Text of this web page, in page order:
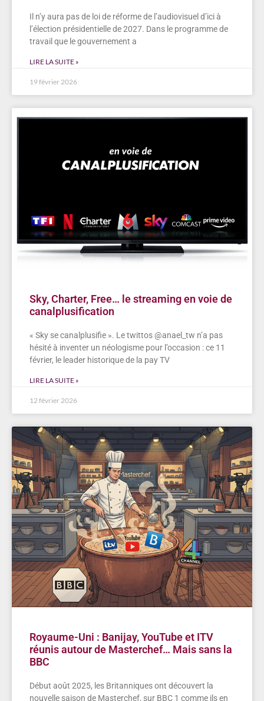
Il n’y aura pas de loi de réforme de l’audiovisuel d’ici à
l’élection présidentielle de 2027. Dans le programme de
travail que le gouvernement a
LIRE LA SUITE »
19 février 2026
Sky, Charter, Free… le streaming en voie de
canalplusification
« Sky se canalplusifie ». Le twittos @anael_tw n’a pas
hésité à inventer un néologisme pour l’occasion : ce 11
février, le leader historique de la pay TV
LIRE LA SUITE »
12 février 2026
Royaume-Uni : Banijay, YouTube et ITV
réunis autour de Masterchef… Mais sans la
BBC
Début août 2025, les Britanniques ont découvert la
nouvelle saison de Masterchef, sur BBC 1 comme ils en